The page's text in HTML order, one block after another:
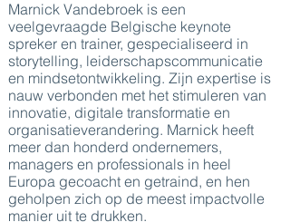
Marnick Vandebroek is een
veelgevraagde Belgische keynote
spreker en trainer, gespecialiseerd in
storytelling, leiderschapscommunicatie
en mindsetontwikkeling. Zijn expertise is
nauw verbonden met het stimuleren van
innovatie, digitale transformatie en
organisatieverandering. Marnick heeft
meer dan honderd ondernemers,
managers en professionals in heel
Europa gecoacht en getraind, en hen
geholpen zich op de meest impactvolle
manier uit te drukken.